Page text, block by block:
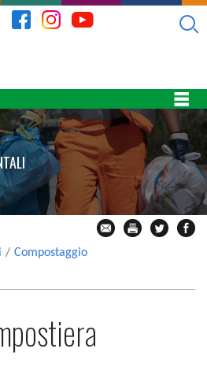
Compostaggio